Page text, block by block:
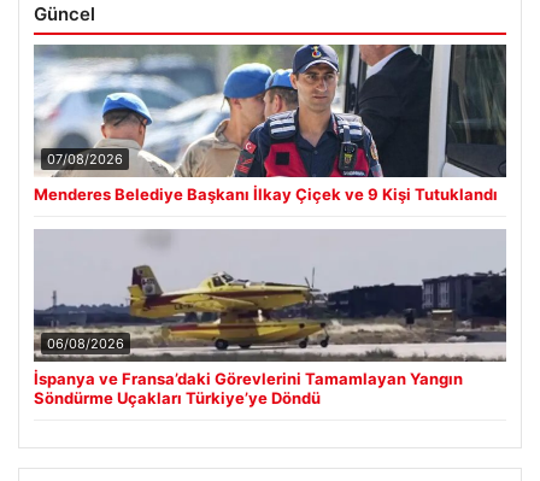
Güncel
07/08/2026
Menderes Belediye Başkanı İlkay Çiçek ve 9 Kişi Tutuklandı
06/08/2026
İspanya ve Fransa’daki Görevlerini Tamamlayan Yangın
Söndürme Uçakları Türkiye’ye Döndü